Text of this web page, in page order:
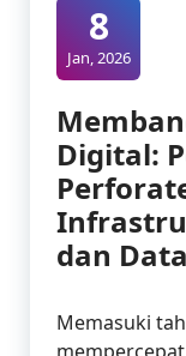
8
Jan, 2026
Digital:
dan
Memasuki